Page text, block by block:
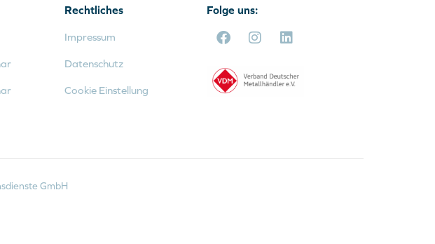
Rechtliches
Impressum
Datenschutz
Cookie Einstellung
Folge uns:
GmbH